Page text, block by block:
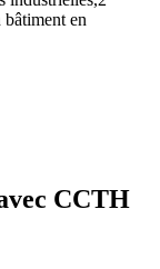
en
CCTH